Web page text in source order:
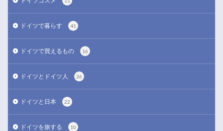
ドイツで暮らす 41
ドイツで買えるもの 16
ドイツとドイツ人 26
ドイツと日本 22
ドイツを旅する 10